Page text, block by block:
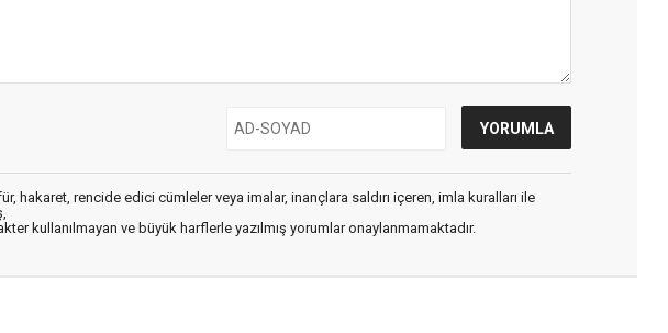
hakaret, rencide edici cümleler veya imalar, inançlara saldırı içeren, imla kuralları ile
kullanılmayan ve büyük harflerle yazılmış yorumlar onaylanmamaktadır.